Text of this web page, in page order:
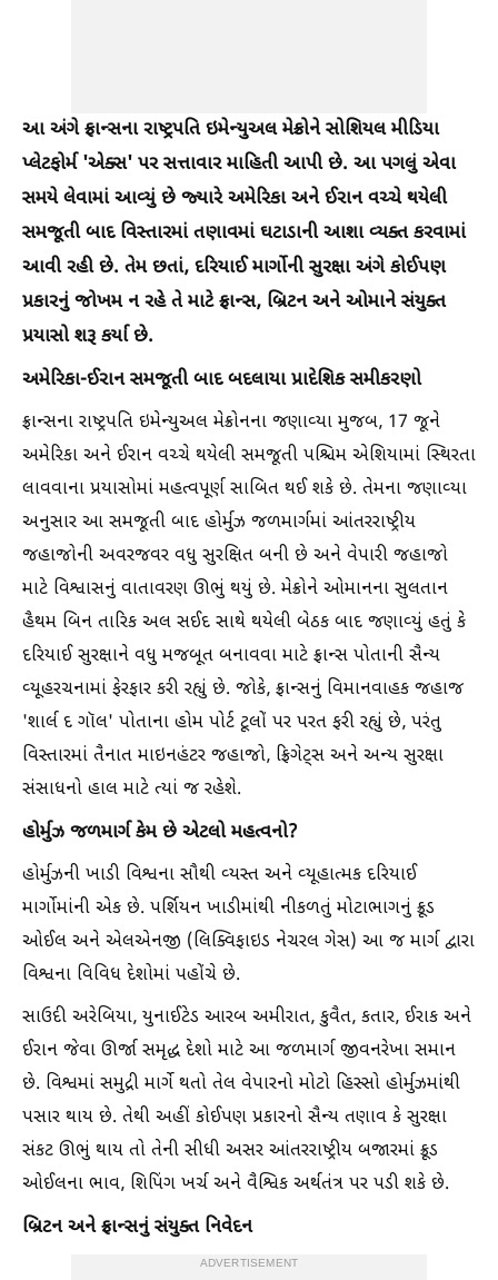
આ અંગે ફ્રાન્સના રાષ્ટ્રપતિ ઇમેન્યુઅલ મેક્રોને સોશિયલ મીડિયા
પ્લેટફોર્મ 'એક્સ' પર સત્તાવાર માહિતી આપી છે. આ પગલું એવા
સમયે લેવામાં આવ્યું છે જ્યારે અમેરિકા અને ઈરાન વચ્ચે થયેલી
સમજૂતી બાદ વિસ્તારમાં તણાવમાં ઘટાડાની આશા વ્યક્ત કરવામાં
આવી રહી છે. તેમ છતાં, દરિયાઈ માર્ગોની સુરક્ષા અંગે કોઈપણ
પ્રકારનું જોખમ ન રહે તે માટે ફ્રાન્સ, બ્રિટન અને ઓમાને સંયુક્ત
પ્રયાસો શરૂ કર્યા છે.
અમેરિકા-ઈરાન સમજૂતી બાદ બદલાયા પ્રાદેશિક સમીકરણો
ફ્રાન્સના રાષ્ટ્રપતિ ઇમેન્યુઅલ મેક્રોનના જણાવ્યા મુજબ, 17 જૂને
અમેરિકા અને ઈરાન વચ્ચે થયેલી સમજૂતી પશ્ચિમ એશિયામાં સ્થિરતા
લાવવાના પ્રયાસોમાં મહત્વપૂર્ણ સાબિત થઈ શકે છે. તેમના જણાવ્યા
અનુસાર આ સમજૂતી બાદ હોર્મુઝ જળમાર્ગમાં આંતરરાષ્ટ્રીય
જહાજોની અવરજવર વધુ સુરક્ષિત બની છે અને વેપારી જહાજો
માટે વિશ્વાસનું વાતાવરણ ઊભું થયું છે. મેક્રોને ઓમાનના સુલતાન
હૈથમ બિન તારિક અલ સઈદ સાથે થયેલી બેઠક બાદ જણાવ્યું હતું કે
દરિયાઈ સુરક્ષાને વધુ મજબૂત બનાવવા માટે ફ્રાન્સ પોતાની સૈન્ય
વ્યૂહરચનામાં ફેરફાર કરી રહ્યું છે. જોકે, ફ્રાન્સનું વિમાનવાહક જહાજ
'શાર્લ દ ગૉલ' પોતાના હોમ પોર્ટ ટૂલોં પર પરત ફરી રહ્યું છે, પરંતુ
વિસ્તારમાં તૈનાત માઇનહંટર જહાજો, ફ્રિગેટ્સ અને અન્ય સુરક્ષા
સંસાધનો હાલ માટે ત્યાં જ રહેશે.
હોર્મુઝ જળમાર્ગ કેમ છે એટલો મહત્વનો?
હોર્મુઝની ખાડી વિશ્વના સૌથી વ્યસ્ત અને વ્યૂહાત્મક દરિયાઈ
માર્ગોમાંની એક છે. પર્શિયન ખાડીમાંથી નીકળતું મોટાભાગનું ક્રૂડ
ઓઈલ અને એલએનજી (લિક્વિફાઇડ નેચરલ ગેસ) આ જ માર્ગ દ્વારા
વિશ્વના વિવિધ દેશોમાં પહોંચે છે.
સાઉદી અરેબિયા, યુનાઈટેડ આરબ અમીરાત, કુવૈત, કતાર, ઈરાક અને
ઈરાન જેવા ઊર્જા સમૃદ્ધ દેશો માટે આ જળમાર્ગ જીવનરેખા સમાન
છે. વિશ્વમાં સમુદ્રી માર્ગે થતો તેલ વેપારનો મોટો હિસ્સો હોર્મુઝમાંથી
પસાર થાય છે. તેથી અહીં કોઈપણ પ્રકારનો સૈન્ય તણાવ કે સુરક્ષા
સંકટ ઊભું થાય તો તેની સીધી અસર આંતરરાષ્ટ્રીય બજારમાં ક્રૂડ
ઓઈલના ભાવ, શિપિંગ ખર્ચ અને વૈશ્વિક અર્થતંત્ર પર પડી શકે છે.
બ્રિટન અને ફ્રાન્સનું સંયુક્ત નિવેદન
ADVERTISEMENT